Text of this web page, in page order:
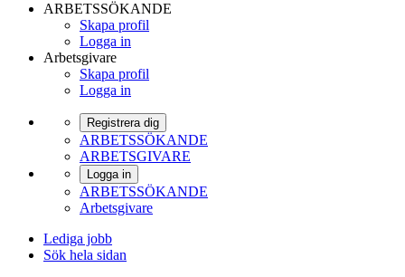
ARBETSSÖKANDE
Skapa profil
Logga in
Arbetsgivare
Skapa profil
Logga in
Registrera dig
ARBETSSÖKANDE
ARBETSGIVARE
Logga in
ARBETSSÖKANDE
Arbetsgivare
Lediga jobb
Sök hela sidan